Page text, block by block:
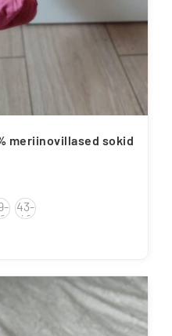
meriinovillased sokid
43-
46